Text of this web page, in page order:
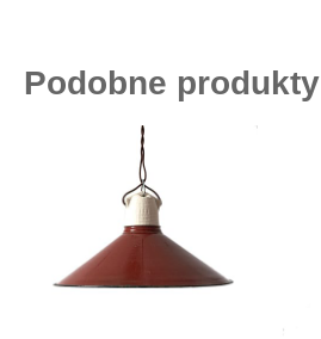
Podobne produkty